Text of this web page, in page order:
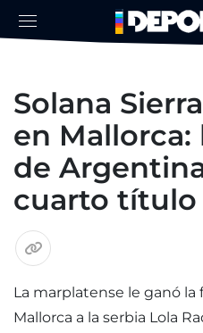
Solana
en Mallorca:
de
cuarto título
La marplatense le ganó la
Mallorca a la serbia Lola